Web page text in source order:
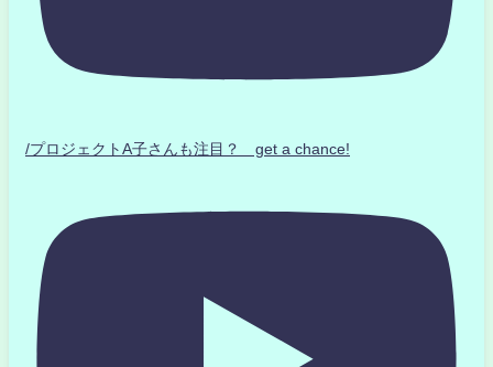
/プロジェクトA子さんも注目？ get a chance!